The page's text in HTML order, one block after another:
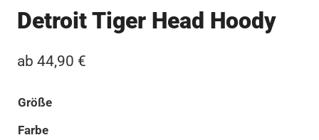
Detroit Tiger Head Hoody
ab 44,90 €
Größe
Farbe